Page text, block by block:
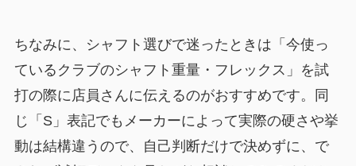
ちなみに、シャフト選びで迷ったときは「今使っ
ているクラブのシャフト重量・フレックス」を試
打の際に店員さんに伝えるのがおすすめです。同
じ「S」表記でもメーカーによって実際の硬さや挙
動は結構違うので、自己判断だけで決めずに、で